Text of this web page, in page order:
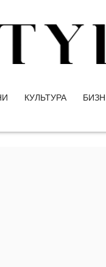
КУЛЬТУРА